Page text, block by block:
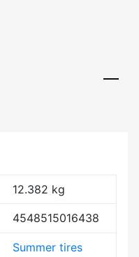
12.382 kg
4548515016438
Summer tires